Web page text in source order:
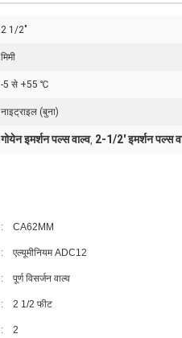
2 1/2"
मिमी
-5 से +55 ℃
नाइट्राइल (बुना)
गोयेन इमर्शन पल्स वाल्व, 2-1/2' इमर्शन पल्स
: CA62MM
: एल्यूमीनियम ADC12
: पूर्ण विसर्जन वाल्व
: 2 1/2 फीट
: 2